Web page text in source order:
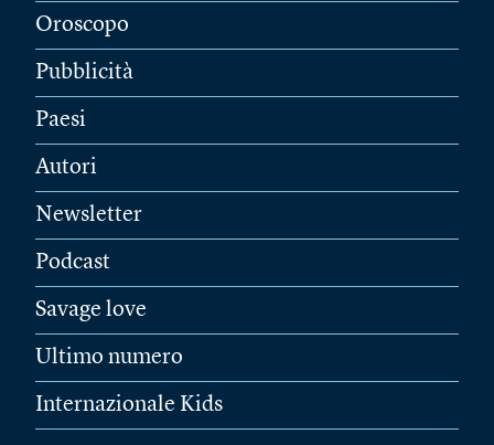
Oroscopo
Pubblicità
Paesi
Autori
Newsletter
Podcast
Savage love
Ultimo numero
Internazionale Kids